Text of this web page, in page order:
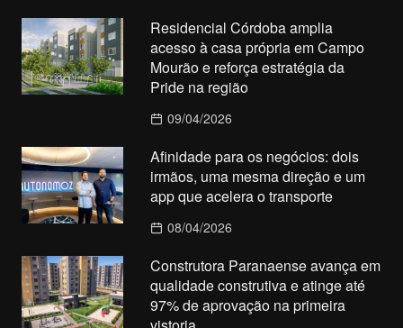
Residencial Córdoba amplia
acesso à casa própria em Campo
Mourão e reforça estratégia da
Pride na região
09/04/2026
Afinidade para os negócios: dois
irmãos, uma mesma direção e um
app que acelera o transporte
08/04/2026
Construtora Paranaense avança em
qualidade construtiva e atinge até
97% de aprovação na primeira